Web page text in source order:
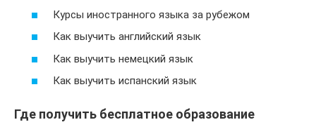
Курсы иностранного языка за рубежом
Как выучить английский язык
Как выучить немецкий язык
Как выучить испанский язык
Где получить бесплатное образование